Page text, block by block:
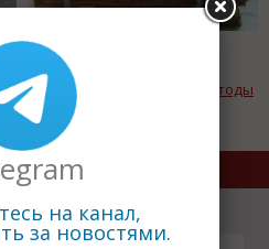
08.09.2011
Компания SterliteIndustries
снизит цены на медные катоды
на канал,
за новостями.